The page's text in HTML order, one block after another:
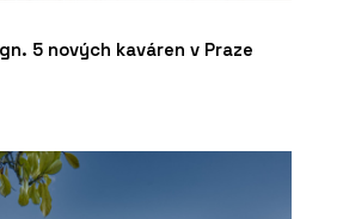
5 nových kaváren v Praze